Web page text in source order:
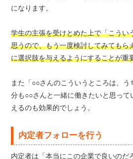
になります。
学生の主張を受けとめた上で「こうい
思うので、もう一度検討してみてもら
に選択肢を与えるようにすることが重
また「○○さんのこういうところは、う
分も○○さんと一緒に働きたいと思っ
えるのも効果的でしょう。
内定者フォローを行う
内定者は「本当にこの企業で良いのだ